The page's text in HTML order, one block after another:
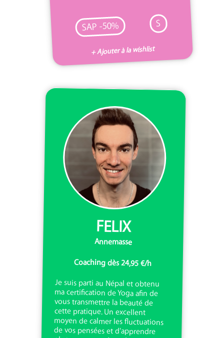
SAP -50% S
+ Ajouter à la wishlist
FELIX
Annemasse
Coaching dès 24,95 €/h
Je suis parti au Népal et obtenu
ma certification de Yoga afin de
vous transmettre la beauté de
cette pratique. Un excellent
moyen de calmer les fluctuations
de vos pensées et d'apprendre
plus sur vous-même. Je propose
des cours particuliers ou en Small
Group, tout types de niveaux.
Ashtanga Vinyasa. Hatha yoga. Yin
Yoga Séances Yoga sur Annemasse